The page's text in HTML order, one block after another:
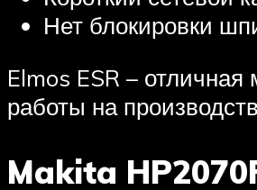
Нет блокировки
Elmos ESR –
работы на
Makita